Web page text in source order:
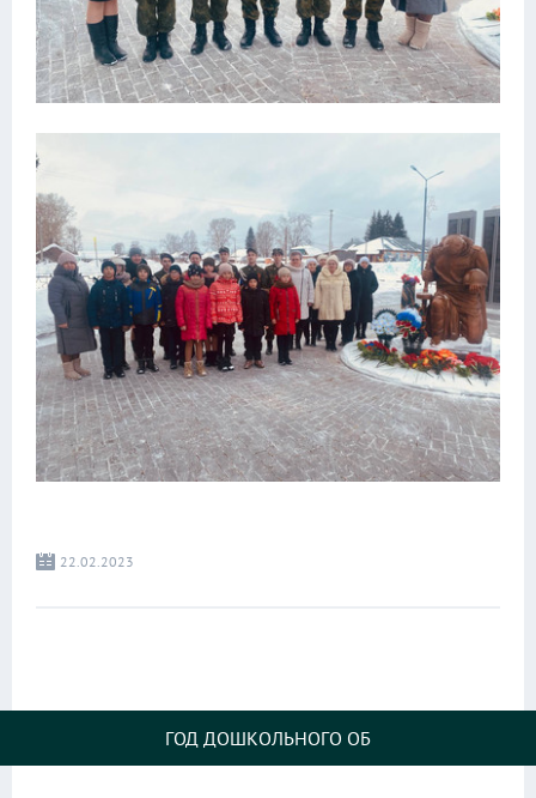
22.02.2023
ГОД ДОШКОЛЬНОГО ОБ